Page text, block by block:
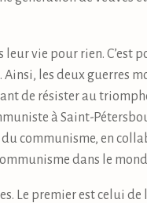
vie pour rien. C’est
les deux guerres
de résister au
à Saint-
communisme, en
dans le
Le premier est celui